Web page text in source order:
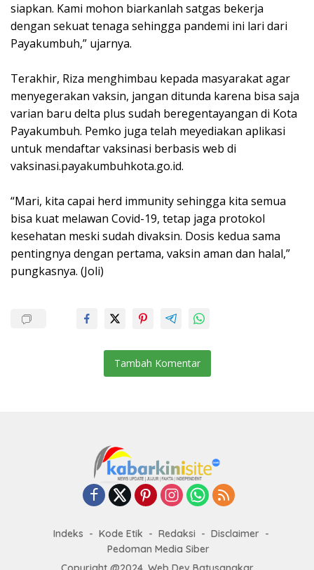
siapkan. Kami mohon biarkanlah satgas bekerja
dengan sekuat tenaga sehingga pandemi ini lari dari
Payakumbuh,” ujarnya.
Terakhir, Riza menghimbau kepada masyarakat agar
menyegerakan vaksin, jangan ditunda karena bisa saja
varian baru delta plus sudah beregentayangan di Kota
Payakumbuh. Pemko juga telah meyediakan aplikasi
untuk mendaftar vaksinasi berbasis web di
vaksinasi.payakumbuhkota.go.id.
“Mari, kita capai herd immunity sehingga kita semua
bisa kuat melawan Covid-19, tetap jaga protokol
kesehatan meski sudah divaksin. Dosis kedua sama
pentingnya dengan pertama, vaksin aman dan halal,”
pungkasnya. (Joli)
Tambah Komentar
Indeks Kode Etik Redaksi
Disclaimer
Pedoman Media Siber